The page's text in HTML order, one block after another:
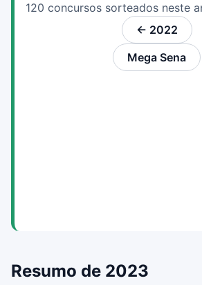
120 concursos sorteados neste
← 2022
Mega Sena
Resumo de 2023